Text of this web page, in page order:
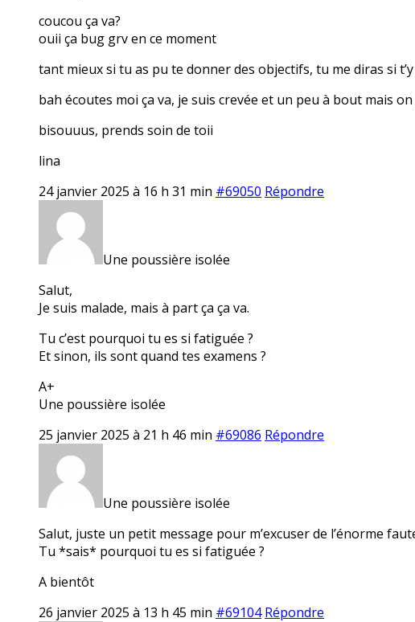
coucou ça va?
ouii ça bug grv en ce moment
tant mieux si tu as pu te donner des objectifs, tu me diras si
bah écoutes moi ça va, je suis crevée et un peu à bout mais
bisouuus, prends soin de toii
lina
24 janvier 2025 à 16 h 31 min #69050 Répondre
Une poussière isolée
Salut,
Je suis malade, mais à part ça ça va.
Tu c’est pourquoi tu es si fatiguée ?
Et sinon, ils sont quand tes examens ?
A+
Une poussière isolée
25 janvier 2025 à 21 h 46 min #69086 Répondre
Une poussière isolée
Salut, juste un petit message pour m’excuser de l’énorme
Tu *sais* pourquoi tu es si fatiguée ?
A bientôt
26 janvier 2025 à 13 h 45 min #69104 Répondre